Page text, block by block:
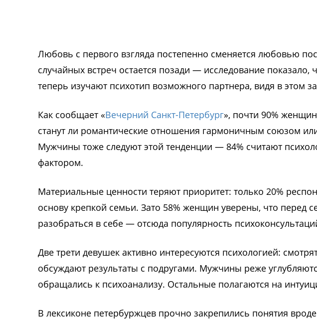
Любовь с первого взгляда постепенно сменяется любовью
случайных встреч остается позади — исследование
теперь изучают психотип возможного партнера, видя в этом
Как сообщает «Вечерний Санкт-Петербург», почти 90%
станут ли романтические отношения гармоничным союзом
Мужчины тоже следуют этой тенденции — 84% считают
фактором.
Материальные ценности теряют приоритет: только 20%
основу крепкой семьи. Зато 58% женщин уверены, что перед
разобраться в себе — отсюда популярность
Две трети девушек активно интересуются психологией:
обсуждают результаты с подругами. Мужчины реже
обращались к психоанализу. Остальные полагаются на
В лексиконе петербуржцев прочно закрепились понятия